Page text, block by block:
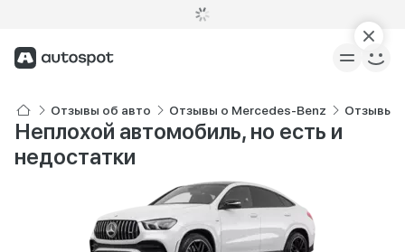
Отзывы об авто Отзывы о Mercedes-Benz Отзывы о
Неплохой автомобиль, но есть и
недостатки